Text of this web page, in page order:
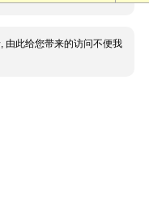
由此给您带来的访问不便我